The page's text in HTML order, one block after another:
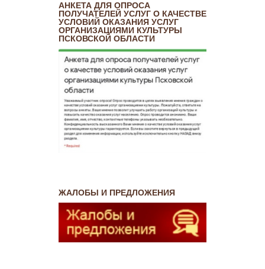
АНКЕТА ДЛЯ ОПРОСА
ПОЛУЧАТЕЛЕЙ УСЛУГ О КАЧЕСТВЕ
УСЛОВИЙ ОКАЗАНИЯ УСЛУГ
ОРГАНИЗАЦИЯМИ КУЛЬТУРЫ
ПСКОВСКОЙ ОБЛАСТИ
ЖАЛОБЫ И ПРЕДЛОЖЕНИЯ